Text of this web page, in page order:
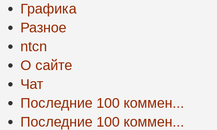
Графика
Разное
ntcn
О сайте
Чат
Последние 100 коммен...
Последние 100 коммен...